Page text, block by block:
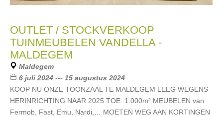
OUTLET / STOCKVERKOOP
TUINMEUBELEN VANDELLA -
MALDEGEM
Maldegem
6 juli 2024 --- 15 augustus 2024
KOOP NU ONZE TOONZAAL TE MALDEGEM LEEG WEGENS
HERINRICHTING NAAR 2025 TOE. 1.000m² MEUBELEN van
Fermob, Fast, Emu, Nardi,… MOETEN WEG AAN KORTINGEN